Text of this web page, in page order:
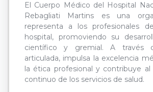
El Cuerpo Médico del Hospital
Rebagliati Martins es una
representa a los profesionales
hospital, promoviendo su
científico y gremial. A través
articulada, impulsa la excelencia
la ética profesional y contribuye
continuo de los servicios de salud.